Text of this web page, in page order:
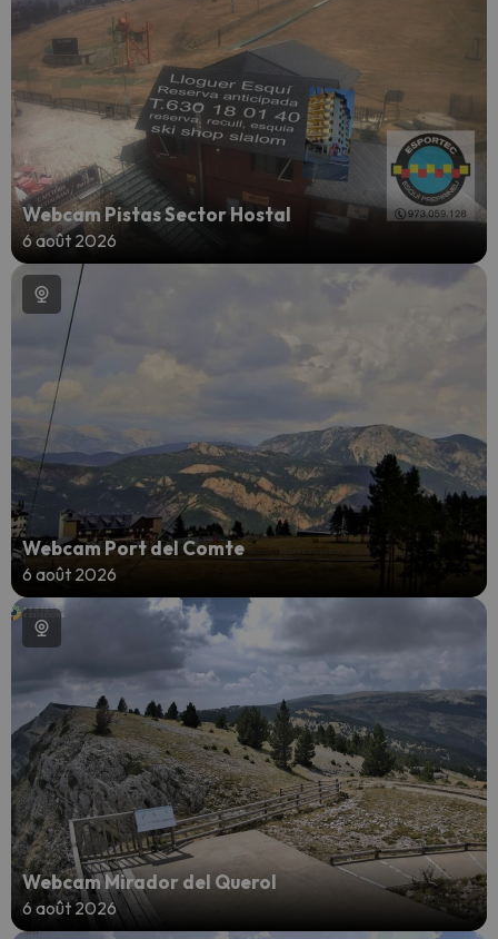
Webcam Pistas Sector Hostal
6 août 2026
Webcam Port del Comte
6 août 2026
Webcam Mirador del Querol
6 août 2026